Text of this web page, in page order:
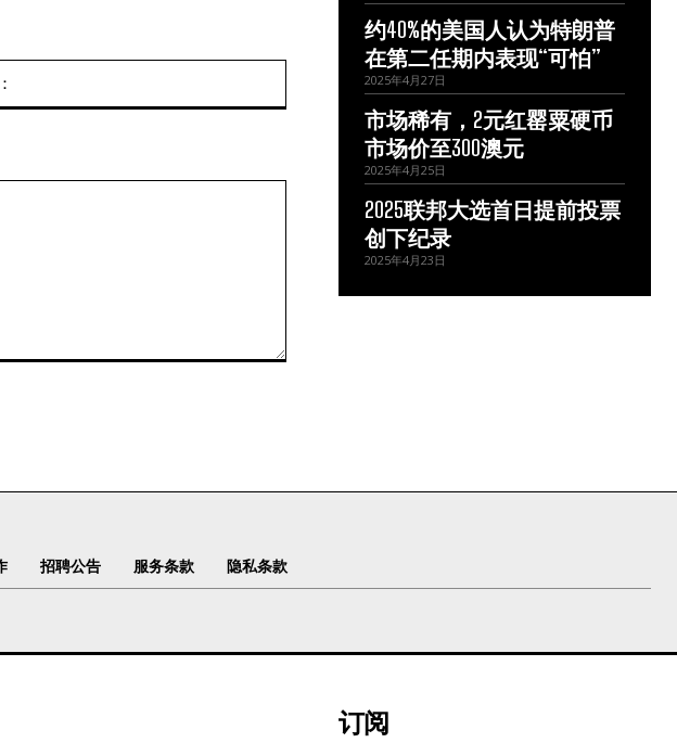
约40%的美国人认为特朗普
在第二任期内表现“可怕”
2025年4月27日
市场稀有，2元红罂粟硬币
市场价至300澳元
2025年4月25日
2025联邦大选首日提前投票
创下纪录
2025年4月23日
招聘公告 服务条款 隐私条款
订阅